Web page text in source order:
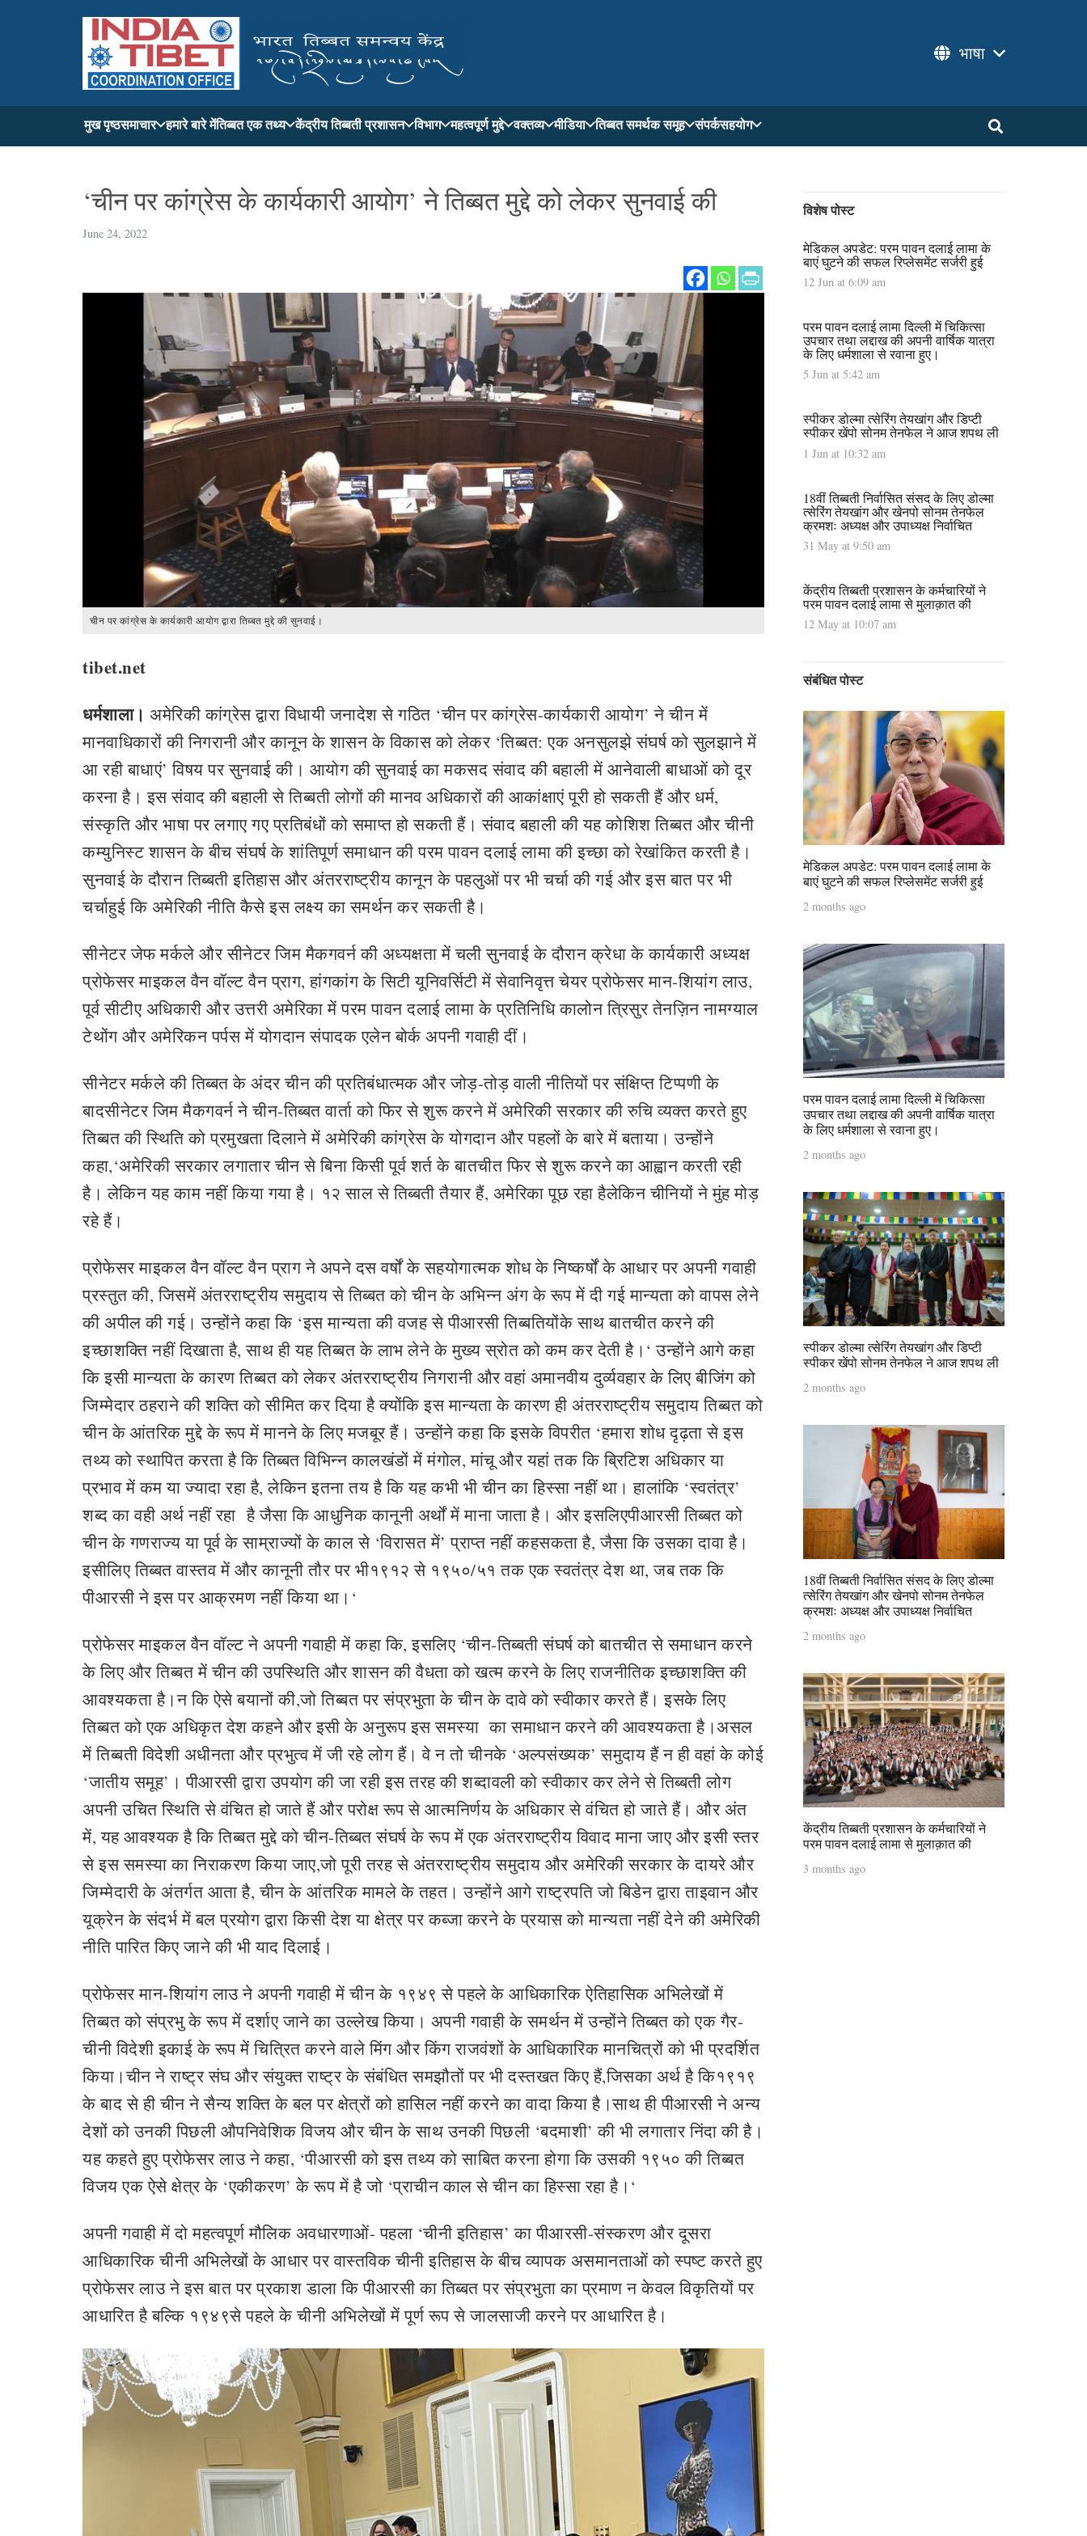
भाषा
मुख पृष्ठसमाचार हमारे बारे मेंतिब्बत एक तथ्य केंद्रीय तिब्बती प्रशासन विभाग महत्वपूर्ण मुद्दे वक्तव्य मीडिया तिब्बत समर्थक समूह संपर्कसहयोग
‘चीन पर कांग्रेस के कार्यकारी आयोग’ ने तिब्बत मुद्दे को लेकर सुनवाई की
June 24, 2022
चीन पर कांग्रेस के कार्यकारी आयोग द्वारा तिब्बत मुद्दे की सुनवाई।
tibet.net
धर्मशाला। अमेरिकी कांग्रेस द्वारा विधायी जनादेश से गठित ‘चीन पर कांग्रेस-कार्यकारी आयोग’ ने चीन में
मानवाधिकारों की निगरानी और कानून के शासन के विकास को लेकर ‘तिब्बत: एक अनसुलझे संघर्ष को सुलझाने में
आ रही बाधाएं’ विषय पर सुनवाई की। आयोग की सुनवाई का मकसद संवाद की बहाली में आनेवाली बाधाओं को दूर
करना है। इस संवाद की बहाली से तिब्बती लोगों की मानव अधिकारों की आकांक्षाएं पूरी हो सकती हैं और धर्म,
संस्कृति और भाषा पर लगाए गए प्रतिबंधों को समाप्त हो सकती हैं। संवाद बहाली की यह कोशिश तिब्बत और चीनी
कम्‍युनिस्‍ट शासन के बीच संघर्ष के शांतिपूर्ण समाधान की परम पावन दलाई लामा की इच्छा को रेखांकित करती है।
सुनवाई के दौरान तिब्बती इतिहास और अंतरराष्ट्रीय कानून के पहलुओं पर भी चर्चा की गई और इस बात पर भी
चर्चाहुई कि अमेरिकी नीति कैसे इस लक्ष्य का समर्थन कर सकती है।
सीनेटर जेफ मर्कले और सीनेटर जिम मैकगवर्न की अध्यक्षता में चली सुनवाई के दौरान क्रेधा के कार्यकारी अध्यक्ष
प्रोफेसर माइकल वैन वॉल्ट वैन प्राग, हांगकांग के सिटी यूनिवर्सिटी में सेवानिवृत्त चेयर प्रोफेसर मान-शियांग लाउ,
पूर्व सीटीए अधिकारी और उत्तरी अमेरिका में परम पावन दलाई लामा के प्रतिनिधि कालोन त्रिसुर तेनज़िन नामग्याल
टेथोंग और अमेरिकन पर्पस में योगदान संपादक एलेन बोर्क अपनी गवाही दीं।
सीनेटर मर्कले की तिब्बत के अंदर चीन की प्रतिबंधात्मक और जोड़-तोड़ वाली नीतियों पर संक्षिप्त टिप्पणी के
बादसीनेटर जिम मैकगवर्न ने चीन-तिब्बत वार्ता को फिर से शुरू करने में अमेरिकी सरकार की रुचि व्यक्त करते हुए
तिब्बत की स्थिति को प्रमुखता दिलाने में अमेरिकी कांग्रेस के योगदान और पहलों के बारे में बताया। उन्‍होंने
कहा,‘अमेरिकी सरकार लगातार चीन से बिना किसी पूर्व शर्त के बातचीत फि‍र से शुरू करने का आह्वान करती रही
है। लेकिन यह काम नहीं किया गया है। १२ साल से तिब्बती तैयार हैं, अमेरिका पूछ रहा हैलेकिन चीनियों ने मुंह मोड़
रहे हैं।
प्रोफेसर माइकल वैन वॉल्ट वैन प्राग ने अपने दस वर्षों के सहयोगात्मक शोध के निष्कर्षों के आधार पर अपनी गवाही
प्रस्तुत की, जिसमें अंतरराष्ट्रीय समुदाय से तिब्‍बत को चीन के अभिन्‍न अंग के रूप में दी गई मान्‍यता को वापस लेने
की अपील की गई। उन्‍होंने कहा कि ‘इस मान्‍यता की वजह से पीआरसी तिब्बतियोंके साथ बातचीत करने की
इच्‍छाशक्ति नहीं दिखाता है, साथ ही यह ति‍ब्‍बत के लाभ लेने के मुख्य स्रोत को कम कर देती है।‘ उन्होंने आगे कहा
कि इसी मान्‍यता के कारण तिब्‍बत को लेकर अंतरराष्ट्रीय निगरानी और वहां अमानवीय दुर्व्‍यवहार के लिए बीजिंग को
जिम्‍मेदार ठहराने की शक्ति को सीमित कर दिया है क्योंकि इस मान्‍यता के कारण ही अंतरराष्ट्रीय समुदाय तिब्बत को
चीन के आंतरिक मुद्दे के रूप में मानने के लिए मजबूर हैं। उन्होंने कहा कि इसके विपरीत ‘हमारा शोध दृढ़ता से इस
तथ्‍य को स्थापित करता है कि तिब्‍बत वि‍भिन्‍न कालखंडों में मंगोल, मांचू और यहां तक ​​​​कि ब्रिटिश अधिकार या
प्रभाव में कम या ज्‍यादा रहा है, लेकिन इतना तय है कि यह कभी भी चीन का हिस्‍सा नहीं था। हालांकि ‘स्वतंत्र’
शब्‍द का वही अर्थ नहीं रहा है जैसा कि आधुनिक कानूनी अर्थों में माना जाता है। और इसलिएपीआरसी तिब्‍बत को
चीन के गणराज्‍य या पूर्व के साम्राज्यों के काल से ‘विरासत में’ प्राप्त नहीं कहसकता है, जैसा कि उसका दावा है।
इसीलिए तिब्बत वास्तव में और कानूनी तौर पर भी१९१२ से १९५०/५१ तक एक स्वतंत्र देश था, जब तक कि
पीआरसी ने इस पर आक्रमण नहीं किया था।‘
प्रोफेसर माइकल वैन वॉल्ट ने अपनी गवाही में कहा कि, इसलिए ‘चीन-तिब्बती संघर्ष को बातचीत से समाधान करने
के लिए और तिब्बत में चीन की उपस्थिति और शासन की वैधता को खत्‍म करने के लिए राजनीतिक इच्छाशक्ति की
आवश्यकता है।न कि ऐसे बयानों की,जो तिब्बत पर संप्रभुता के चीन के दावे को स्वीकार करते हैं। इसके लिए
तिब्बत को एक अधिकृत देश कहने और इसी के अनुरूप इस समस्‍या का समाधान करने की आवश्यकता है।असल
में तिब्बती विदेशी अधीनता और प्रभुत्व में जी रहे लोग हैं। वे न तो चीनके ‘अल्पसंख्यक’ समुदाय हैं न ही वहां के कोई
‘जातीय समूह’। पीआरसी द्वारा उपयोग की जा रही इस तरह की शब्दावली को स्‍वीकार कर लेने से तिब्बती लोग
अपनी उचित स्थिति से वंचित हो जाते हैं और परोक्ष रूप से आत्मनिर्णय के अधिकार से वंचित हो जाते हैं। और अंत
में, यह आवश्यक है कि तिब्‍बत मुद्दे को चीन-तिब्बत संघर्ष के रूप में एक अंतरराष्ट्रीय विवाद माना जाए और इसी स्‍तर
से इस समस्‍या का निराकरण किया जाए,जो पूरी तरह से अंतरराष्ट्रीय समुदाय और अमेरिकी सरकार के दायरे और
जिम्मेदारी के अंतर्गत आता है, चीन के आंतरिक मामले के तहत। उन्होंने आगे राष्ट्रपति जो बिडेन द्वारा ताइवान और
यूक्रेन के संदर्भ में बल प्रयोग द्वारा किसी देश या क्षेत्र पर कब्जा करने के प्रयास को मान्यता नहीं देने की अमेरिकी
नीति पारित किए जाने की भी याद दिलाई।
प्रोफेसर मान-शियांग लाउ ने अपनी गवाही में चीन के १९४९ से पहले के आधिकारिक ऐतिहासिक अभिलेखों में
तिब्बत को संप्रभु के रूप में दर्शाए जाने का उल्‍लेख किया। अपनी गवाही के समर्थन में उन्‍होंने तिब्बत को एक गैर-
चीनी विदेशी इकाई के रूप में चित्रित करने वाले मिंग और किंग राजवंशों के आधिकारिक मानचित्रों को भी प्रदर्शित
किया।चीन ने राष्ट्र संघ और संयुक्त राष्ट्र के संबंधित समझौतों पर भी दस्‍तखत किए हैं,जिसका अर्थ है कि१९१९
के बाद से ही चीन ने सैन्‍य शक्ति के बल पर क्षेत्रों को हासिल नहीं करने का वादा किया है।साथ ही पीआरसी ने अन्य
देशों को उनकी पिछली औपनिवेशिक विजय और चीन के साथ उनकी पिछली ‘बदमाशी’ की भी लगातार निंदा की है।
यह कहते हुए प्रोफेसर लाउ ने कहा, ‘पीआरसी को इस तथ्‍य को साबित करना होगा कि उसकी १९५० की तिब्बत
विजय एक ऐसे क्षेत्र के ‘एकीकरण’ के रूप में है जो ‘प्राचीन काल से चीन का हिस्सा रहा है।‘
अपनी गवाही में दो महत्वपूर्ण मौलिक अवधारणाओं- पहला ‘चीनी इतिहास’ का पीआरसी-संस्करण और दूसरा
आधिकारिक चीनी अभिलेखों के आधार पर वास्‍तविक चीनी इतिहास के बीच व्यापक असमानताओं को स्‍पष्‍ट करते हुए
प्रोफेसर लाउ ने इस बात पर प्रकाश डाला कि पीआरसी का तिब्बत पर संप्रभुता का प्रमाण न केवल विकृतियों पर
आधारित है बल्कि १९४९से पहले के चीनी अभिलेखों में पूर्ण रूप से जालसाजी करने पर आधारित है।
विशेष पोस्ट
मेडिकल अपडेट: परम पावन दलाई लामा के
बाएं घुटने की सफल रिप्लेसमेंट सर्जरी हुई
12 Jun at 6:09 am
परम पावन दलाई लामा दिल्ली में चिकित्सा
उपचार तथा लद्दाख की अपनी वार्षिक यात्रा
के लिए धर्मशाला से रवाना हुए।
5 Jun at 5:42 am
स्पीकर डोल्मा त्सेरिंग तेयखांग और डिप्टी
स्पीकर खेंपो सोनम तेनफेल ने आज शपथ ली
1 Jun at 10:32 am
18वीं तिब्बती निर्वासित संसद के लिए डोल्मा
त्सेरिंग तेयखांग और खेनपो सोनम तेनफेल
क्रमशः अध्यक्ष और उपाध्यक्ष निर्वाचित
31 May at 9:50 am
केंद्रीय तिब्बती प्रशासन के कर्मचारियों ने
परम पावन दलाई लामा से मुलाक़ात की
12 May at 10:07 am
संबंधित पोस्ट
मेडिकल अपडेट: परम पावन दलाई लामा के
बाएं घुटने की सफल रिप्लेसमेंट सर्जरी हुई
2 months ago
परम पावन दलाई लामा दिल्ली में चिकित्सा
उपचार तथा लद्दाख की अपनी वार्षिक यात्रा
के लिए धर्मशाला से रवाना हुए।
2 months ago
स्पीकर डोल्मा त्सेरिंग तेयखांग और डिप्टी
स्पीकर खेंपो सोनम तेनफेल ने आज शपथ ली
2 months ago
18वीं तिब्बती निर्वासित संसद के लिए डोल्मा
त्सेरिंग तेयखांग और खेनपो सोनम तेनफेल
क्रमशः अध्यक्ष और उपाध्यक्ष निर्वाचित
2 months ago
केंद्रीय तिब्बती प्रशासन के कर्मचारियों ने
परम पावन दलाई लामा से मुलाक़ात की
3 months ago